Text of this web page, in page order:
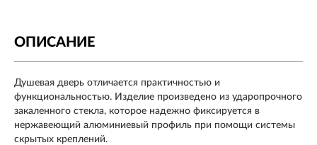
ОПИСАНИЕ
Душевая дверь отличается практичностью и
функциональностью. Изделие произведено из ударопрочного
закаленного стекла, которое надежно фиксируется в
нержавеющий алюминиевый профиль при помощи системы
скрытых креплений.